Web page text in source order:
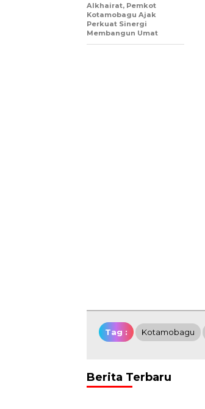
Alkhairat, Pemkot
Kotamobagu Ajak
Perkuat Sinergi
Membangun Umat
Tag : Kotamobagu
Berita Terbaru